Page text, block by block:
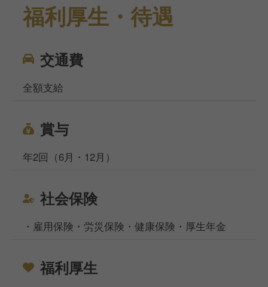
福利厚生・待遇
交通費
全額支給
賞与
年2回（6月・12月）
社会保険
・雇用保険・労災保険・健康保険・厚生年金
福利厚生